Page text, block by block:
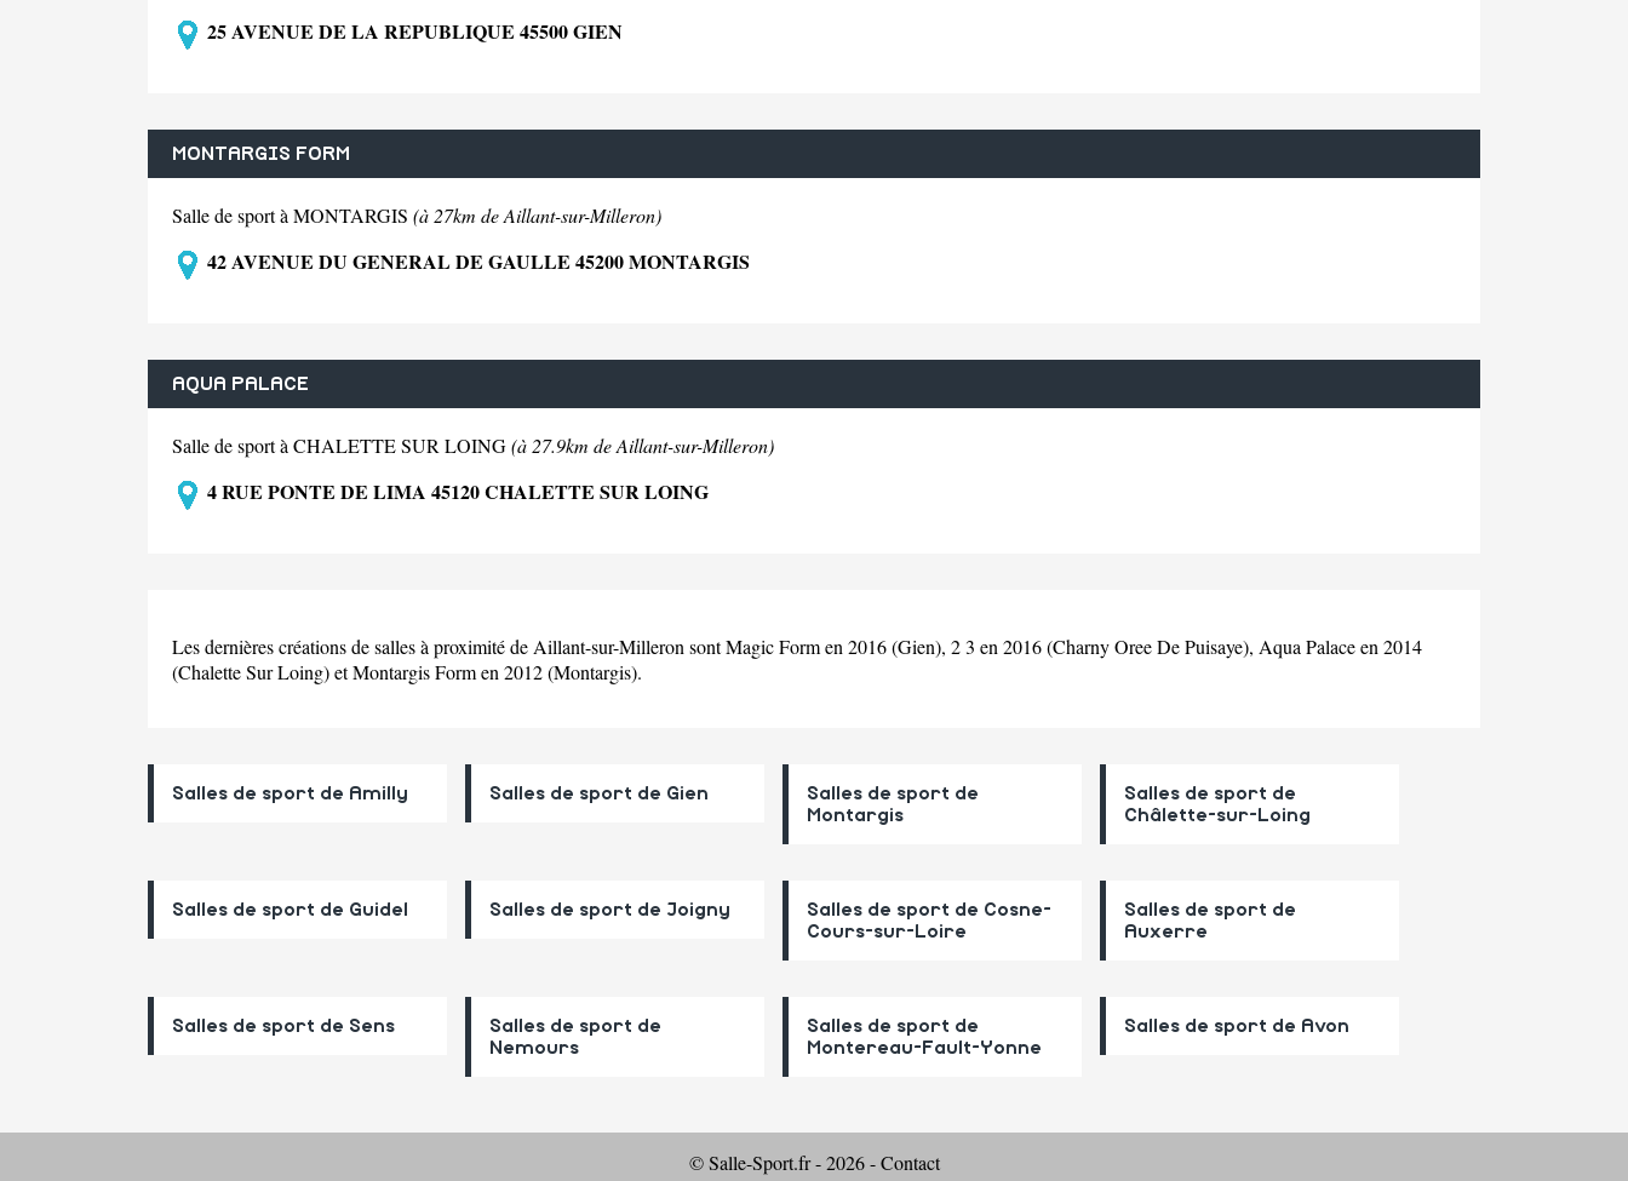
25 AVENUE DE LA REPUBLIQUE 45500 GIEN
MONTARGIS FORM
Salle de sport à MONTARGIS (à 27km de Aillant-sur-Milleron)
42 AVENUE DU GENERAL DE GAULLE 45200 MONTARGIS
AQUA PALACE
Salle de sport à CHALETTE SUR LOING(à 27.9km de Aillant-sur-Milleron)
4 RUE PONTE DE LIMA 45120 CHALETTE SUR LOING
Les dernières créations de salles à proximité de Aillant-sur-Milleron sont Magic Form en 2016 (Gien), 2 3 en 2016 (Charny Oree De Puisaye), Aqua Palace en 2014
(Chalette Sur Loing) et Montargis Form en 2012 (Montargis).
Salles de sport de Amilly Salles de sport de Gien
Salles de sport de
Montargis
Salles de sport de
Châlette-sur-Loing
Salles de sport de Guidel Salles de sport de Joigny
Salles de sport de Cosne-
Cours-sur-Loire
Salles de sport de
Auxerre
Salles de sport de Sens
Salles de sport de
Nemours
Salles de sport de
Montereau-Fault-Yonne
Salles de sport de Avon
© Salle-Sport.fr - 2026 -Contact